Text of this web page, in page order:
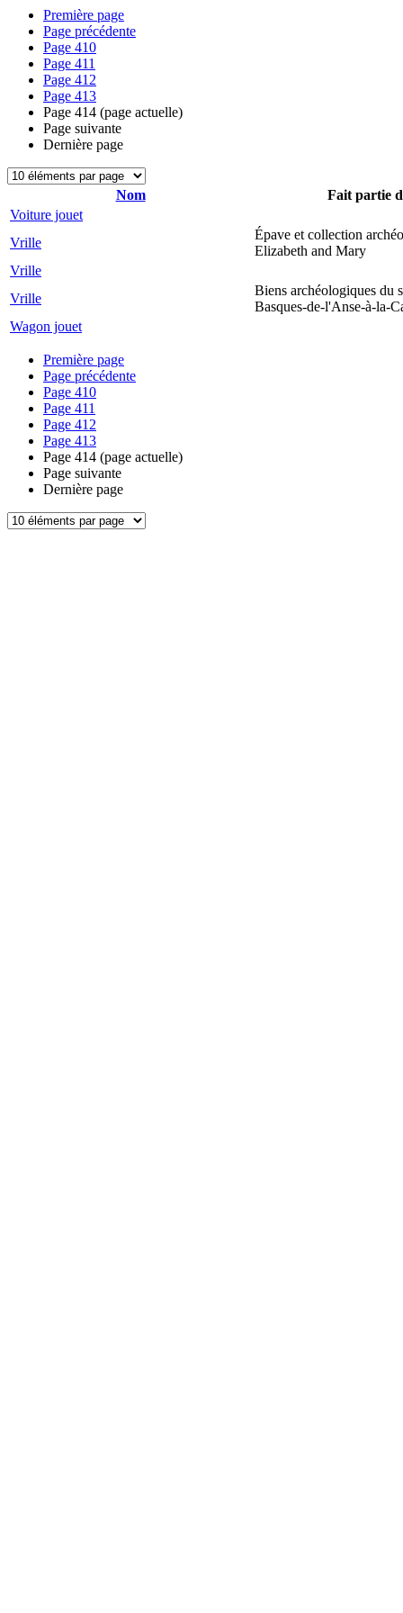
Première page
Page précédente
Page 410
Page 411
Page 412
Page 413
Page 414 (page actuelle)
Page suivante
Dernière page
Nom
Fait partie
Voiture jouet
Vrille
Épave et collection
Elizabeth and Mary
Vrille
Vrille
Biens archéologiques du
Basques-de-l'Anse-à-la-
Wagon jouet
Première page
Page précédente
Page 410
Page 411
Page 412
Page 413
Page 414 (page actuelle)
Page suivante
Dernière page